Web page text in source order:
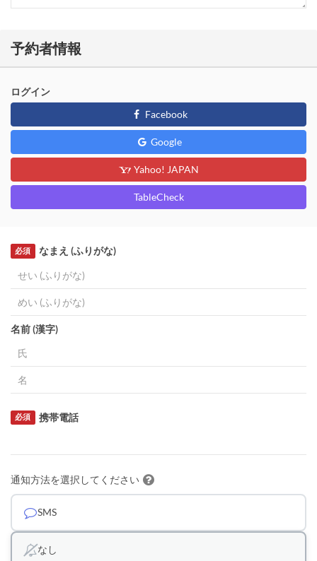
予約者情報
ログイン
Facebook
Google
Yahoo! JAPAN
TableCheck
なまえ (ふりがな)
必須
名前 (漢字)
携帯電話
必須
通知方法を選択してください
SMS
なし